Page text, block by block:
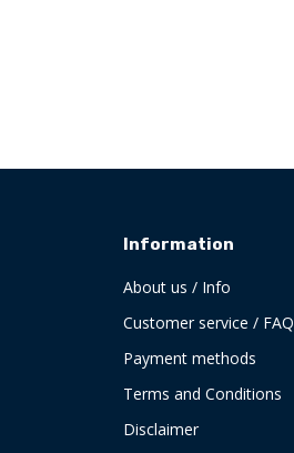
Information
About us / Info
Customer service / FAQ
Payment methods
Terms and Conditions
Disclaimer